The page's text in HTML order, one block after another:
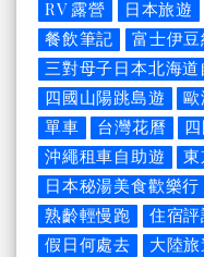
RV 露營 日本旅遊
餐飲筆記
富士伊
三對母子日本北海道
四國山陽跳島遊
單車
台灣花曆
沖繩租車自助遊
日本秘湯美食歡樂行
熟齡輕慢跑
住宿評
假日何處去
大陸旅